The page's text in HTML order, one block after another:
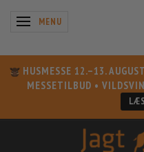
SKIFTE NAVIGATION
MENU
HUSMESSE 12.–13. AUGUST
MESSETILBUD •